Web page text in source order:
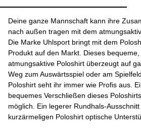
Deine ganze Mannschaft kann ihre
nach außen tragen mit dem
Die Marke Uhlsport bringt mit dem
Produkt auf den Markt. Dieses
atmungsaktive Poloshirt überzeugt auf
Weg zum Auswärtsspiel oder am
Poloshirt seht ihr immer wie Profis aus.
bequemes Verschließen dieses
möglich. Ein legerer Rundhals-
kurzärmeligen Poloshirt optische